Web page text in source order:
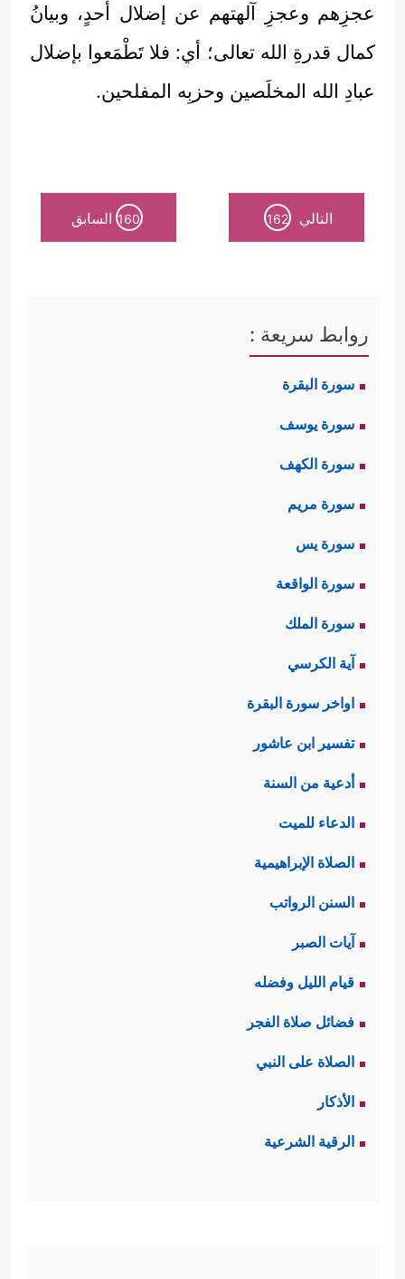
عجزِهم وعجزِ آلهتهم عن إضلال أحدٍ، وبيانُ
كمال قدرةِ الله تعالى؛ أي: فلا تَطْمَعوا بإضلال
عبادِ الله المخلَصين وحزبِه المفلحين.
التالي 162
160 السابق
روابط سريعة :
سورة البقرة
سورة يوسف
سورة الكهف
سورة مريم
سورة يس
سورة الواقعة
سورة الملك
آية الكرسي
اواخر سورة البقرة
تفسير ابن عاشور
أدعية من السنة
الدعاء للميت
الصلاة الإبراهيمية
السنن الرواتب
آيات الصبر
قيام الليل وفضله
فضائل صلاة الفجر
الصلاة على النبي
الأذكار
الرقية الشرعية